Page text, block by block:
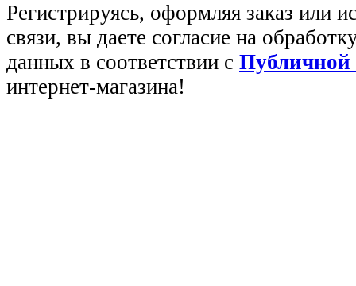
Регистрируясь, оформляя заказ или
связи, вы даете согласие на
данных в соответствии с Публичной
интернет-магазина!